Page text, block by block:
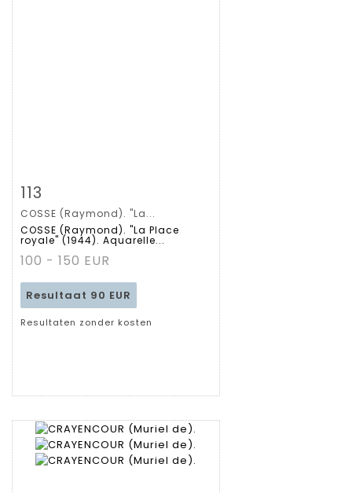
Gedetailleerde
fiche
113
COSSE (Raymond). "La...
COSSE (Raymond). "La Place
royale" (1944). Aquarelle...
100 - 150 EUR
Resultaat 90 EUR
Resultaten zonder kosten